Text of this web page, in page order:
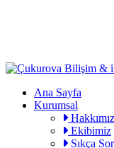
Ana Sayfa
Kurumsal
Ekibimiz
Sıkça